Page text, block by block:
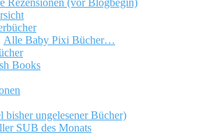
Rezensionen (vor Blogbegin)
Alle Baby Pixi Bücher…
Books
bisher ungelesener Bücher)
SUB des Monats